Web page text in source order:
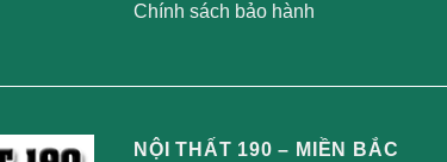
Chính sách bảo hành
NỘI THẤT 190 – MIỀN BẮC